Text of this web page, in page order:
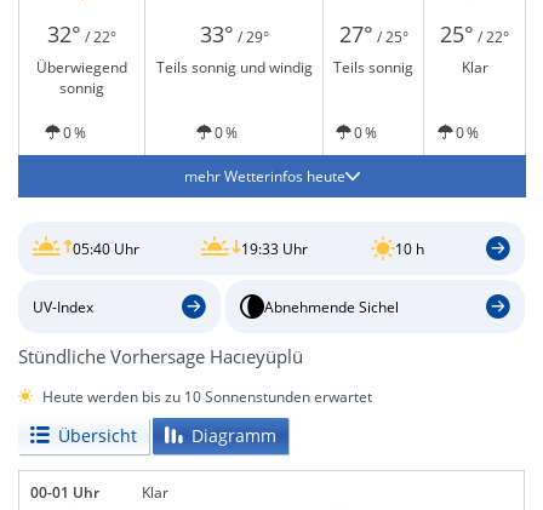
32° / 22° 33° / 29° 27° / 25° 25° / 22°
Überwiegend
sonnig
Teils sonnig und windig Teils sonnig Klar
0 % 0 % 0 % 0 %
mehr Wetterinfos heute
05:40 Uhr 19:33 Uhr 10 h
UV-Index Abnehmende Sichel
Stündliche Vorhersage Hacıeyüplü
Heute werden bis zu 10 Sonnenstunden erwartet
Übersicht Diagramm
00-01 Uhr Klar